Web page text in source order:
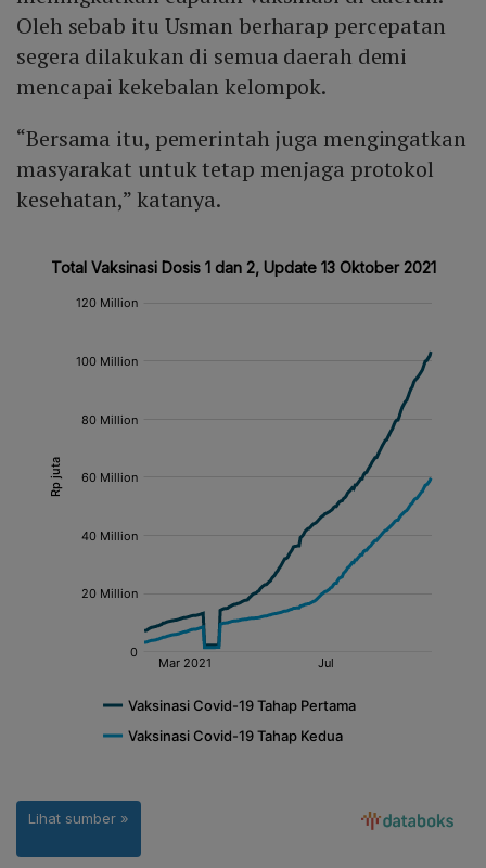
Oleh sebab itu Usman berharap percepatan
segera dilakukan di semua daerah demi
mencapai kekebalan kelompok.
“Bersama itu, pemerintah juga mengingatkan
masyarakat untuk tetap menjaga protokol
kesehatan,” katanya.